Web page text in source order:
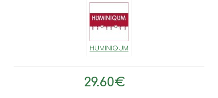
29.60€
HUMINIQUM